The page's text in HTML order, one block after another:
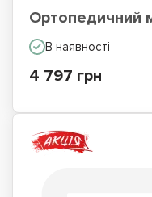
Ортопедичний
В наявності
4 797 грн